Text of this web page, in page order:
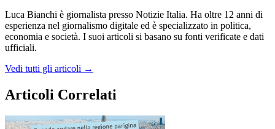
Luca Bianchi è giornalista presso Notizie Italia. Ha oltre 12 anni di
esperienza nel giornalismo digitale ed è specializzato in politica,
economia e società. I suoi articoli si basano su fonti verificate e dati
ufficiali.
Vedi tutti gli articoli →
Articoli Correlati